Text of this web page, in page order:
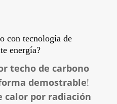
con tecnología de
energía?
techo de carbono
demostrable!
calor por radiación